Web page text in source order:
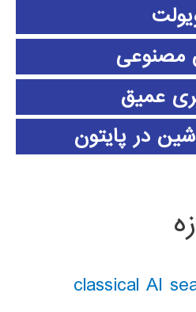
عمیق
در پایتون